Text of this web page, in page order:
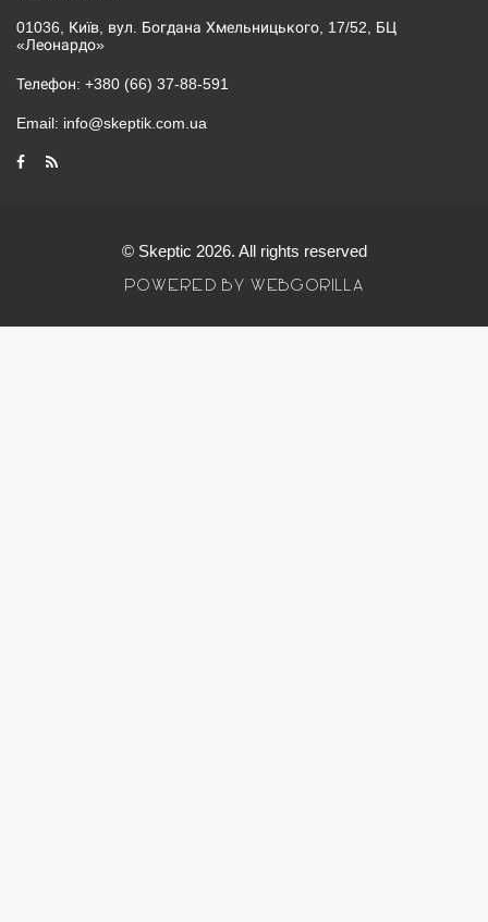
01036, Київ, вул. Богдана Хмельницького, 17/52, БЦ
«Леонардо»
Телефон: +380 (66) 37-88-591
Email: info@skeptik.com.ua
© Skeptic 2026. All rights reserved
POWERED BY WEBGORILLA